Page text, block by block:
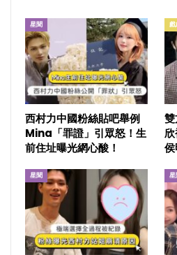
星聞
西村力中國粉絲貼吧舉例
Mina「罪證」引眾怒！生
前住址曝光網心酸！
戲
侯
星聞 星